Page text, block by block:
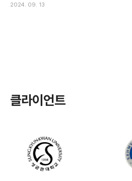
2024. 09. 13
클라이언트